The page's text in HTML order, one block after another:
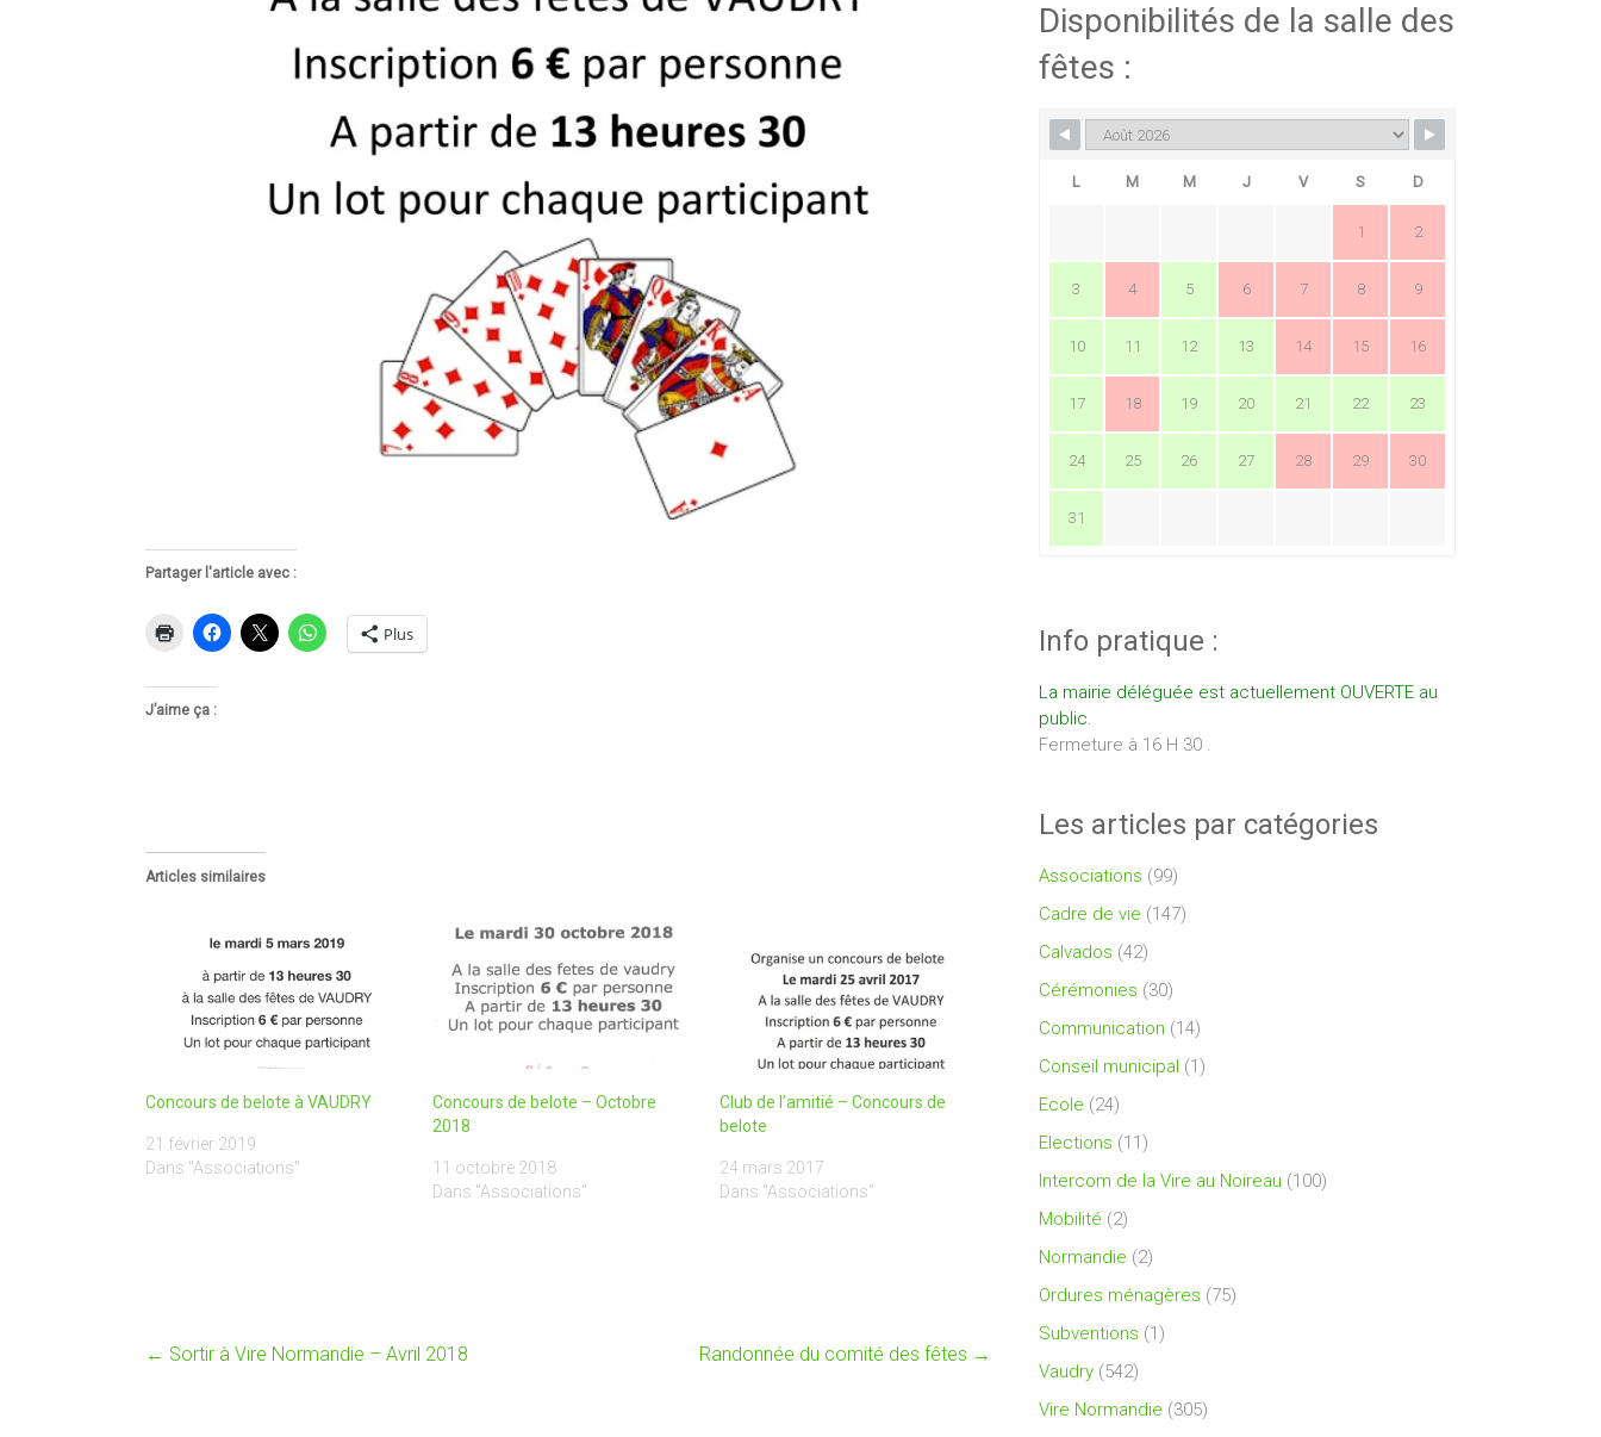
Partager l'article avec :
Plus
J’aime ça :
Articles similaires
Concours de belote à VAUDRY
21 février 2019
Dans "Associations"
Concours de belote – Octobre
2018
11 octobre 2018
Dans "Associations"
Club de l’amitié – Concours de
belote
24 mars 2017
Dans "Associations"
← Sortir à Vire Normandie – Avril 2018 Randonnée du comité des fêtes →
Disponibilités de la salle des
fêtes :
L M M J V S D
1 2
3 4 5 6 7 8 9
10 11 12 13 14 15 16
17 18 19 20 21 22 23
24 25 26 27 28 29 30
31
Info pratique :
La mairie déléguée est actuellement OUVERTE au
public.
Fermeture à 16 H 30 .
Les articles par catégories
Associations (99)
Cadre de vie (147)
Calvados (42)
Cérémonies (30)
Communication (14)
Conseil municipal (1)
Ecole (24)
Elections (11)
Intercom de la Vire au Noireau (100)
Mobilité (2)
Normandie (2)
Ordures ménagères (75)
Subventions (1)
Vaudry (542)
Vire Normandie (305)